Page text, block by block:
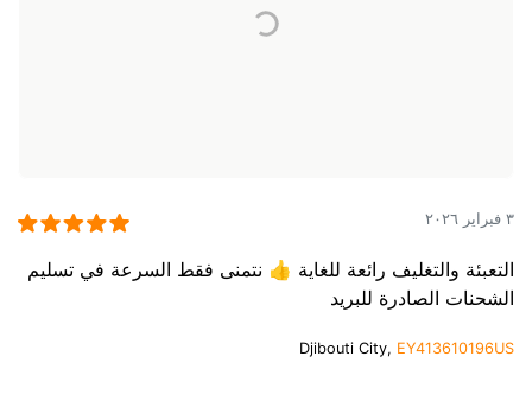
٣ فبراير ٢٠٢٦
التعبئة والتغليف رائعة للغاية 👍 نتمنى فقط السرعة في تسليم
الشحنات الصادرة للبريد
Djibouti City, EY413610196US